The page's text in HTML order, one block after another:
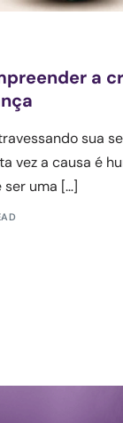
a
sua
vez a causa é
uma […]